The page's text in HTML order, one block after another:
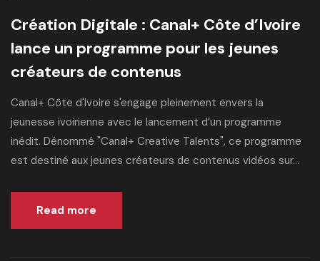
Création Digitale : Canal+ Côte d’Ivoire
lance un programme pour les jeunes
créateurs de contenus
Canal+ Côte d'Ivoire s'engage pleinement envers la
jeunesse ivoirienne avec le lancement d’un programme
inédit. Dénommé "Canal+ Creative Talents", ce programme
est destiné aux jeunes créateurs de contenus vidéos sur...
Read more